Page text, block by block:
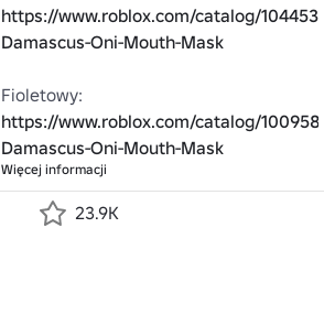
https://www.roblox.com/catalog/
Damascus-Oni-Mouth-Mask
https://www.roblox.com/catalog/
Damascus-Oni-Mouth-Mask
Więcej informacji
23.9K